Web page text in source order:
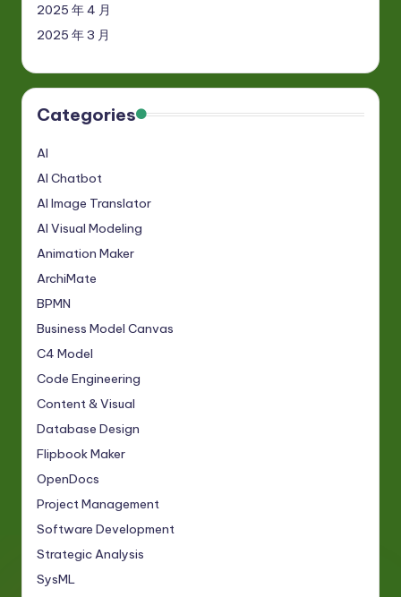
2025 年 4 月
2025 年 3 月
Categories
AI
AI Chatbot
AI Image Translator
AI Visual Modeling
Animation Maker
ArchiMate
BPMN
Business Model Canvas
C4 Model
Code Engineering
Content & Visual
Database Design
Flipbook Maker
OpenDocs
Project Management
Software Development
Strategic Analysis
SysML